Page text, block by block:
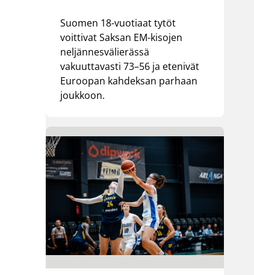
Suomen 18-vuotiaat tytöt
voittivat Saksan EM-kisojen
neljännesvälierässä
vakuuttavasti 73–56 ja etenivät
Euroopan kahdeksan parhaan
joukkoon.